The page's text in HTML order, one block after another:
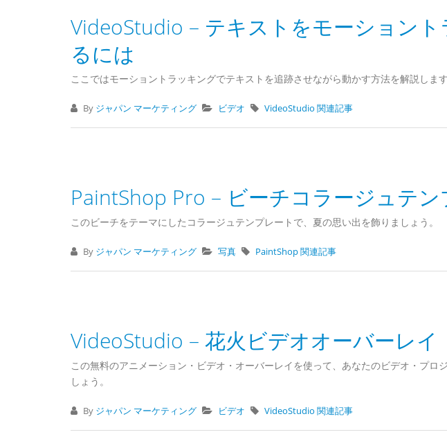
VideoStudio – テキストをモーション
るには
ここではモーショントラッキングでテキストを追跡させながら動かす方法を解説します
By ジャパン マーケティング ビデオ VideoStudio 関連記事
PaintShop Pro – ビーチコラージュテン
このビーチをテーマにしたコラージュテンプレートで、夏の思い出を飾りましょう。
By ジャパン マーケティング 写真 PaintShop 関連記事
VideoStudio – 花火ビデオオーバーレイ
この無料のアニメーション・ビデオ・オーバーレイを使って、あなたのビデオ・プロ
しょう。
By ジャパン マーケティング ビデオ VideoStudio 関連記事